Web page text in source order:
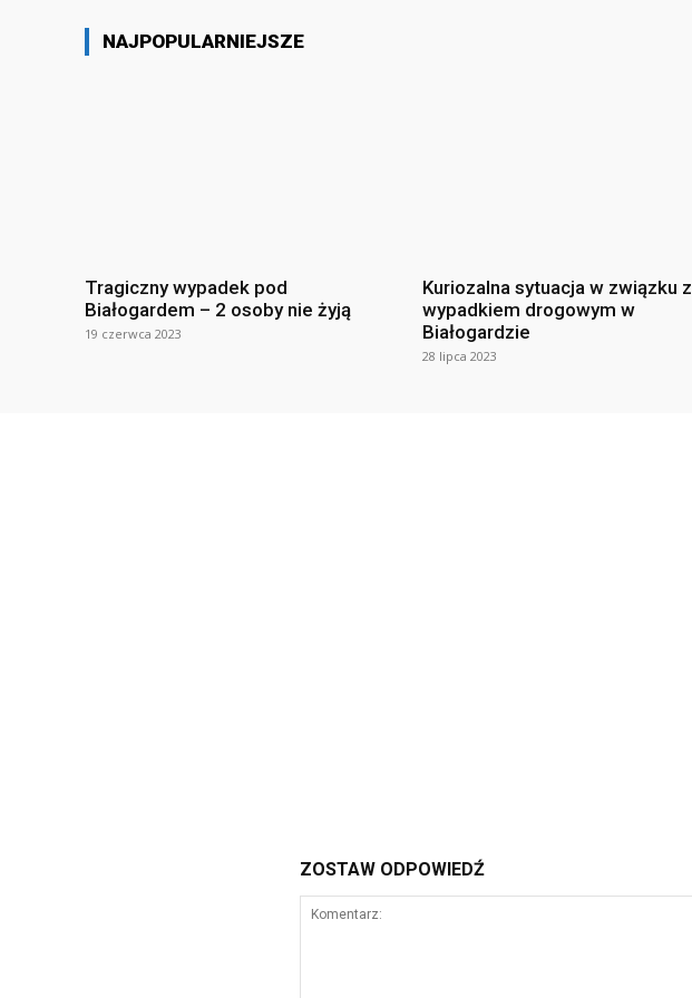
NAJPOPULARNIEJSZE
Tragiczny wypadek pod
Białogardem – 2 osoby nie żyją
19 czerwca 2023
Kuriozalna sytuacja w związku z
wypadkiem drogowym w
Białogardzie
28 lipca 2023
ZOSTAW ODPOWIEDŹ